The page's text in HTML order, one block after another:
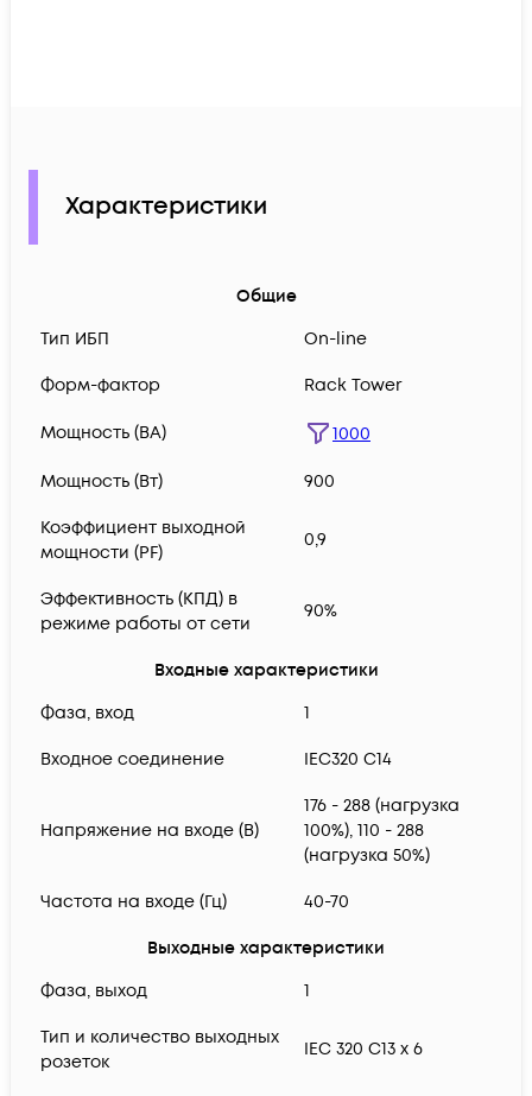
Характеристики
Общие
Тип ИБП
On-line
Форм-фактор Rack Tower
Мощность (ВА) 1000
Мощность (Вт) 900
Коэффициент выходной
мощности (PF)
0,9
Эффективность (КПД) в
режиме работы от сети
90%
Входные характеристики
Фаза, вход
1
Входное соединение IEC320 C14
Напряжение на входе (В)
176 - 288 (нагрузка
100%), 110 - 288
(нагрузка 50%)
Частота на входе (Гц) 40-70
Выходные характеристики
Фаза, выход
1
Тип и количество выходных
розеток
IEC 320 C13 x 6